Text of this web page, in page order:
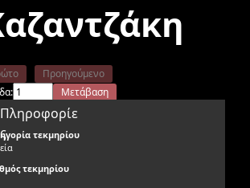
Προηγούμενο
Μετάβαση
Τελευταίο
Πληροφορίε
ς
τεκμηρίου
τεκμηρίου